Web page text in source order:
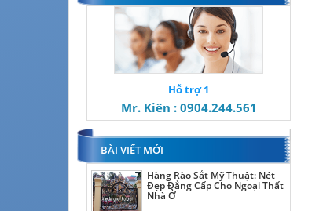
Hỗ trợ 1
Mr. Kiên : 0904.244.561
BÀI VIẾT MỚI
Hàng Rào Sắt Mỹ Thuật: Nét
Đẹp Đẳng Cấp Cho Ngoại Thất
Nhà Ở